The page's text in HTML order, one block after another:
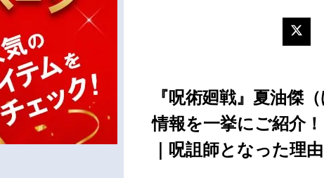
『呪術廻戦』夏油傑
情報を一挙にご紹介
｜呪詛師となった理